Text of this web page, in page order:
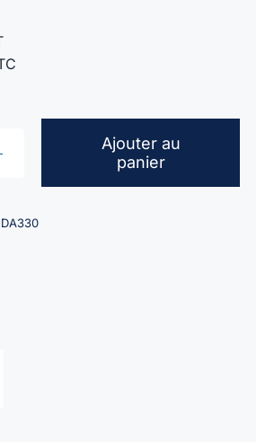
Ajouter au
panier